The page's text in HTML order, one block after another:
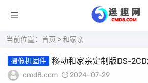
当前位置： 首页 > 和家亲
摄像机固件
移动和家亲定制版DS-
升级固件
cmd8.com 2024-07-29